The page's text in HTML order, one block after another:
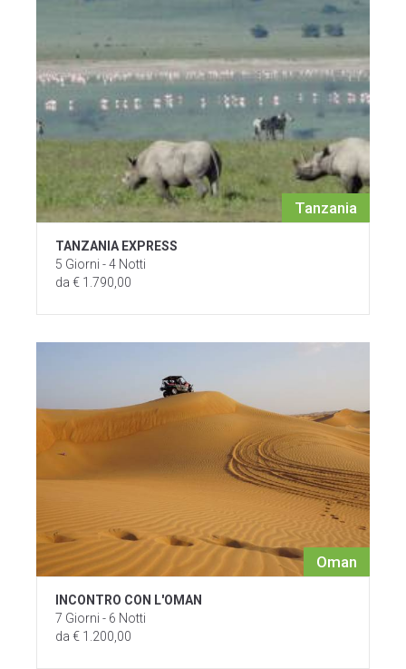
Tanzania
TANZANIA EXPRESS
5 Giorni - 4 Notti
da € 1.790,00
Oman
INCONTRO CON L'OMAN
7 Giorni - 6 Notti
da € 1.200,00